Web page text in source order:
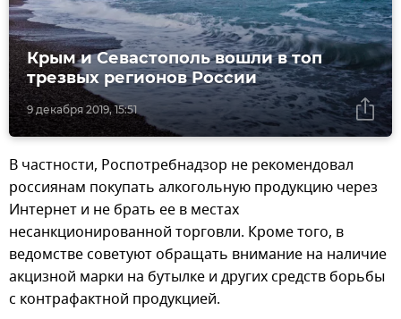
9 декабря 2019, 15:51
Крым и Севастополь вошли в топ
трезвых регионов России
В частности, Роспотребнадзор не рекомендовал
россиянам покупать алкогольную продукцию через
Интернет и не брать ее в местах
несанкционированной торговли. Кроме того, в
ведомстве советуют обращать внимание на наличие
акцизной марки на бутылке и других средств борьбы
с контрафактной продукцией.